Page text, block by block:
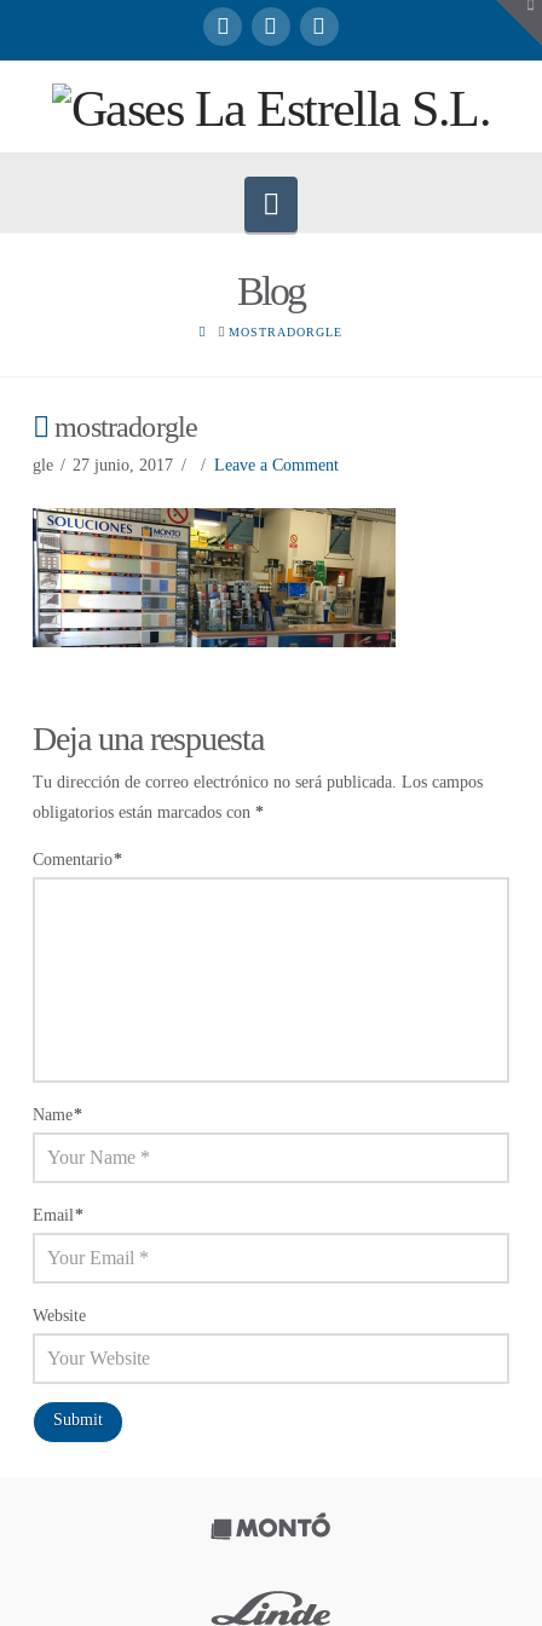
Navigation
Blog
HOMEMOSTRADORGLE
mostradorgle
gle 27 junio, 2017 Leave a Comment
Deja una respuesta
Tu dirección de correo electrónico no será publicada. Los campos
obligatorios están marcados con *
Comentario*
Name*
Email*
Website